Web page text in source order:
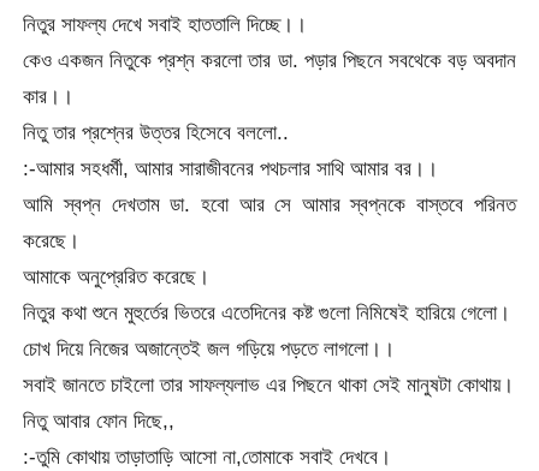
নিতুর সাফল্য দেখে সবাই হাততালি দিচ্ছে।।
কেও একজন নিতুকে প্রশ্ন করলো তার ডা. পড়ার পিছনে সবথেকে বড় অবদান
কার।।
নিতু তার প্রশ্নের উত্তর হিসেবে বললো..
:-আমার সহধর্মী, আমার সারাজীবনের পথচলার সাথি আমার বর।।
আমি স্বপ্ন দেখতাম ডা. হবো আর সে আমার স্বপ্নকে বাস্তবে পরিনত
করেছে।
আমাকে অনুপ্রেরিত করেছে।
নিতুর কথা শুনে মুহুর্তের ভিতরে এতেদিনের কষ্ট গুলো নিমিষেই হারিয়ে গেলো।
চোখ দিয়ে নিজের অজান্তেই জল গড়িয়ে পড়তে লাগলো।।
সবাই জানতে চাইলো তার সাফল্যলাভ এর পিছনে থাকা সেই মানুষটা কোথায়।
নিতু আবার ফোন দিছে,,
:-তুমি কোথায় তাড়াতাড়ি আসো না,তোমাকে সবাই দেখবে।